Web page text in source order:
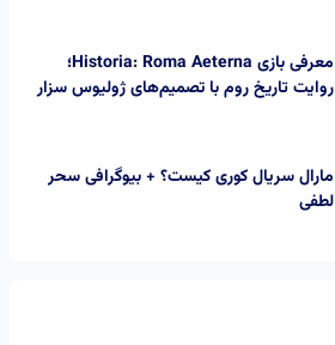
معرفی بازی Historia: Roma Aeterna؛
روایت تاریخ روم با تصمیم‌های ژولیوس سزار
مارال سریال کوری کیست؟ + بیوگرافی سحر
لطفی